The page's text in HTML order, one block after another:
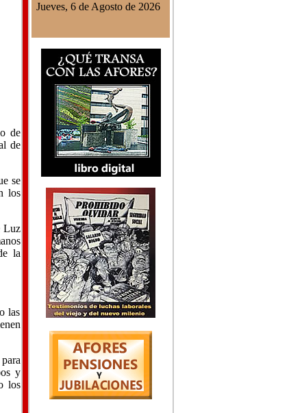
de
de
se
los
Luz
la
las
y
los
Jueves, 6 de Agosto de 2026